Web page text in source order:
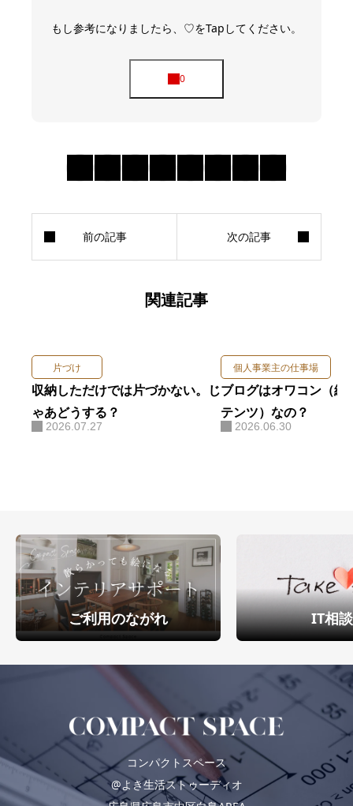
もし参考になりましたら、♡をTapしてください。
関連記事
片づけ
収納しただけでは片づかない。じ
ゃあどうする？
2026.07.27
個人事業主の仕事場
ブログはオワコン（終
テンツ）なの？
2026.06.30
ご利用のながれ IT相
コンパクトスペース
@よき生活ストゥーディオ